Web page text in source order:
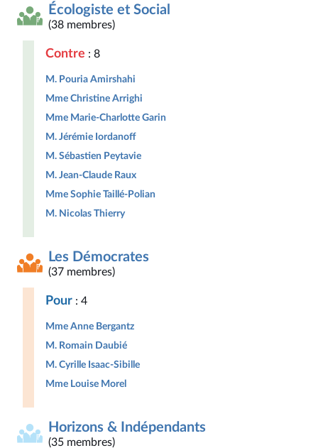
Écologiste et Social
(38 membres)
Contre : 8
M. Pouria Amirshahi
Mme Christine Arrighi
Mme Marie-Charlotte Garin
M. Jérémie Iordanoff
M. Sébastien Peytavie
M. Jean-Claude Raux
Mme Sophie Taillé-Polian
M. Nicolas Thierry
Les Démocrates
(37 membres)
Pour : 4
Mme Anne Bergantz
M. Romain Daubié
M. Cyrille Isaac-Sibille
Mme Louise Morel
Horizons & Indépendants
(35 membres)